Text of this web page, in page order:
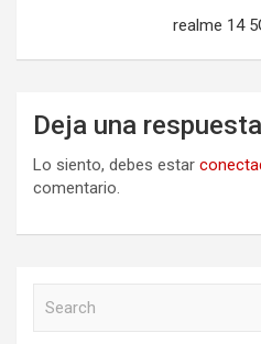
realme 14
Deja una respuesta
Lo siento, debes estar
comentario.